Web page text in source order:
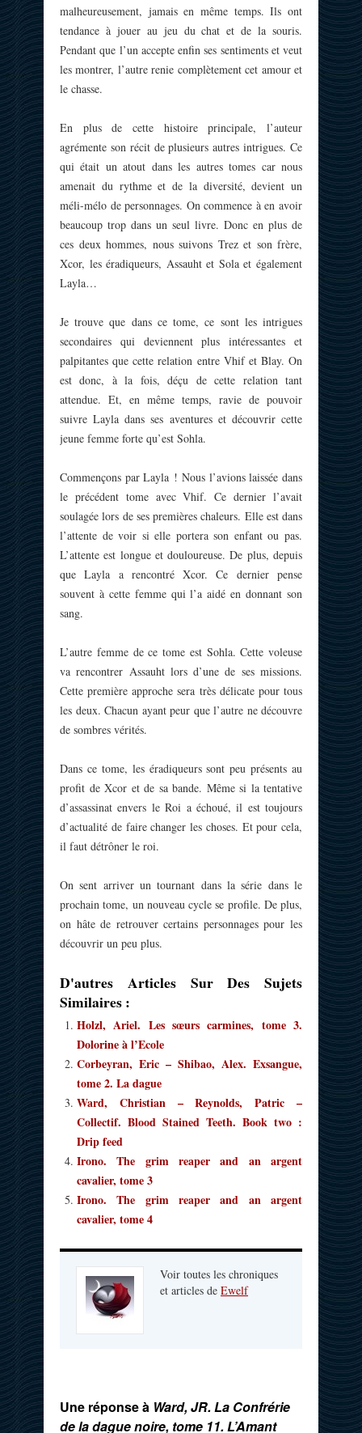
malheureusement, jamais en même temps. Ils ont
tendance à jouer au jeu du chat et de la souris.
Pendant que l’un accepte enfin ses sentiments et veut
les montrer, l’autre renie complètement cet amour et
le chasse.
En plus de cette histoire principale, l’auteur
agrémente son récit de plusieurs autres intrigues. Ce
qui était un atout dans les autres tomes car nous
amenait du rythme et de la diversité, devient un
méli-mélo de personnages. On commence à en avoir
beaucoup trop dans un seul livre. Donc en plus de
ces deux hommes, nous suivons Trez et son frère,
Xcor, les éradiqueurs, Assauht et Sola et également
Layla…
Je trouve que dans ce tome, ce sont les intrigues
secondaires qui deviennent plus intéressantes et
palpitantes que cette relation entre Vhif et Blay. On
est donc, à la fois, déçu de cette relation tant
attendue. Et, en même temps, ravie de pouvoir
suivre Layla dans ses aventures et découvrir cette
jeune femme forte qu’est Sohla.
Commençons par Layla ! Nous l’avions laissée dans
le précédent tome avec Vhif. Ce dernier l’avait
soulagée lors de ses premières chaleurs. Elle est dans
l’attente de voir si elle portera son enfant ou pas.
L’attente est longue et douloureuse. De plus, depuis
que Layla a rencontré Xcor. Ce dernier pense
souvent à cette femme qui l’a aidé en donnant son
sang.
L’autre femme de ce tome est Sohla. Cette voleuse
va rencontrer Assauht lors d’une de ses missions.
Cette première approche sera très délicate pour tous
les deux. Chacun ayant peur que l’autre ne découvre
de sombres vérités.
Dans ce tome, les éradiqueurs sont peu présents au
profit de Xcor et de sa bande. Même si la tentative
d’assassinat envers le Roi a échoué, il est toujours
d’actualité de faire changer les choses. Et pour cela,
il faut détrôner le roi.
On sent arriver un tournant dans la série dans le
prochain tome, un nouveau cycle se profile. De plus,
on hâte de retrouver certains personnages pour les
découvrir un peu plus.
D'autres Articles Sur Des Sujets
Similaires :
Holzl, Ariel. Les sœurs carmines, tome 3.
Dolorine à l’Ecole
Corbeyran, Eric – Shibao, Alex. Exsangue,
tome 2. La dague
Ward, Christian – Reynolds, Patric –
Collectif. Blood Stained Teeth. Book two :
Drip feed
Irono. The grim reaper and an argent
cavalier, tome 3
Irono. The grim reaper and an argent
cavalier, tome 4
Voir toutes les chroniques
et articles de Ewelf
Une réponse à Ward, JR. La Confrérie
de la dague noire, tome 11. L’Amant